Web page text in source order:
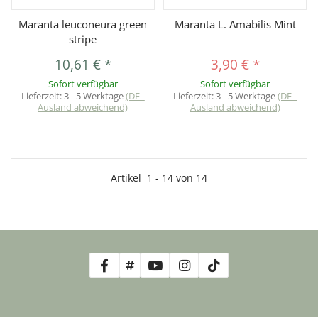
Maranta leuconeura green
stripe
10,61 € *
Sofort verfügbar
Lieferzeit:3 - 5 Werktage(DE -
Ausland abweichend)
Maranta L. Amabilis Mint
3,90 € *
Sofort verfügbar
Lieferzeit:3 - 5 Werktage(DE -
Ausland abweichend)
Artikel 1 - 14 von 14